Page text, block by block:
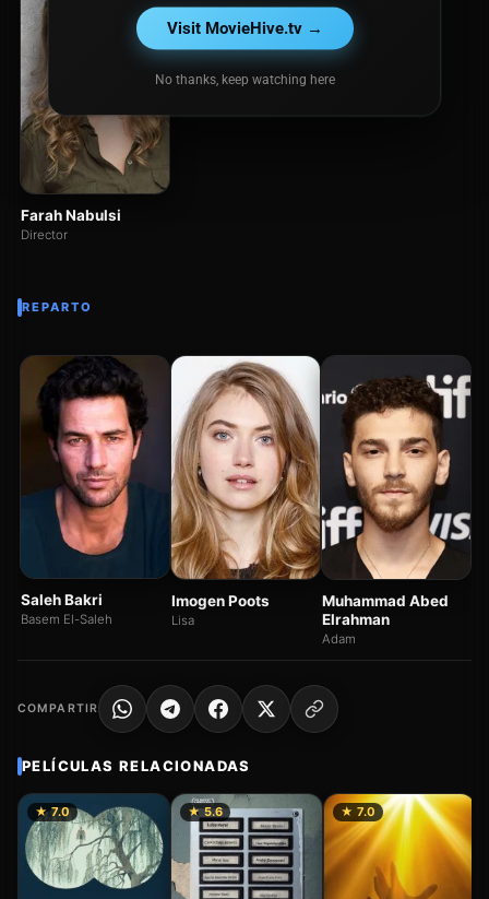
Farah Nabulsi
Director
REPARTO
Saleh Bakri
Basem El-Saleh
Imogen Poots
Lisa
Muhammad Abed
Elrahman
Adam
COMPARTIR
PELÍCULAS RELACIONADAS
★ 7.0 ★ 5.6 ★ 7.0
Visit MovieHive.tv →
No thanks, keep watching here